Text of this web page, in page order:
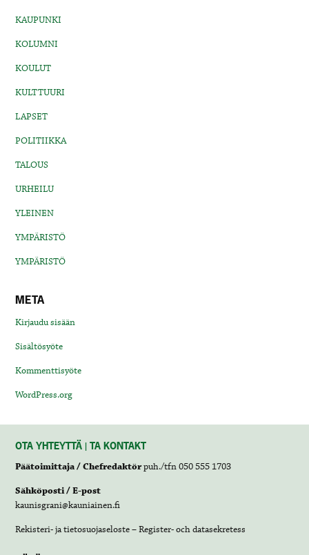
KAUPUNKI
KOLUMNI
KOULUT
KULTTUURI
LAPSET
POLITIIKKA
TALOUS
URHEILU
YLEINEN
YMPÄRISTÖ
YMPÄRISTÖ
META
Kirjaudu sisään
Sisältösyöte
Kommenttisyöte
WordPress.org
OTA YHTEYTTÄ | TA KONTAKT
Päätoimittaja / Chefredaktörpuh./tfn 050 555 1703
Sähköposti / E-post
kaunisgrani@kauniainen.fi
Rekisteri- ja tietosuojaseloste – Register- och datasekretess